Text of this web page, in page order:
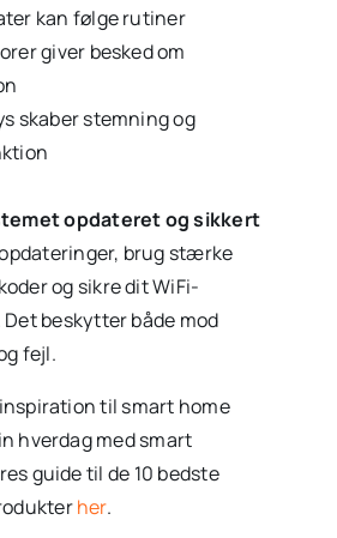
kan følge rutiner
giver besked om
skaber stemning og
opdateret og sikkert
brug stærke
og sikre dit WiFi-
beskytter både mod
fejl.
til smart home
hverdag med smart
guide til de 10 bedste
her.